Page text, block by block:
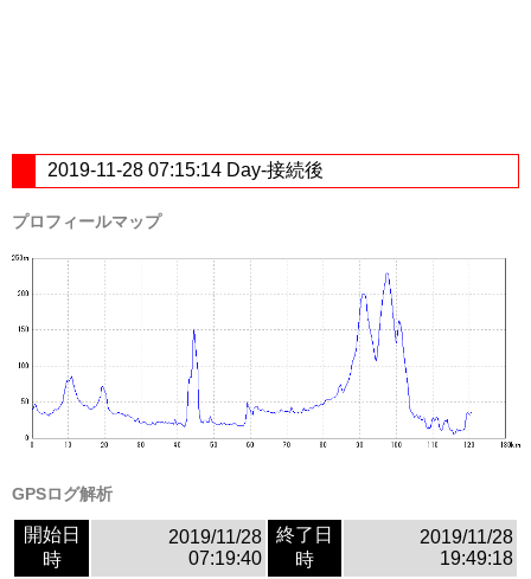
2019-11-28 07:15:14 Day-接続後
プロフィールマップ
GPSログ解析
開始日
時
2019/11/28
07:19:40
終了日
時
2019/11/28
19:49:18